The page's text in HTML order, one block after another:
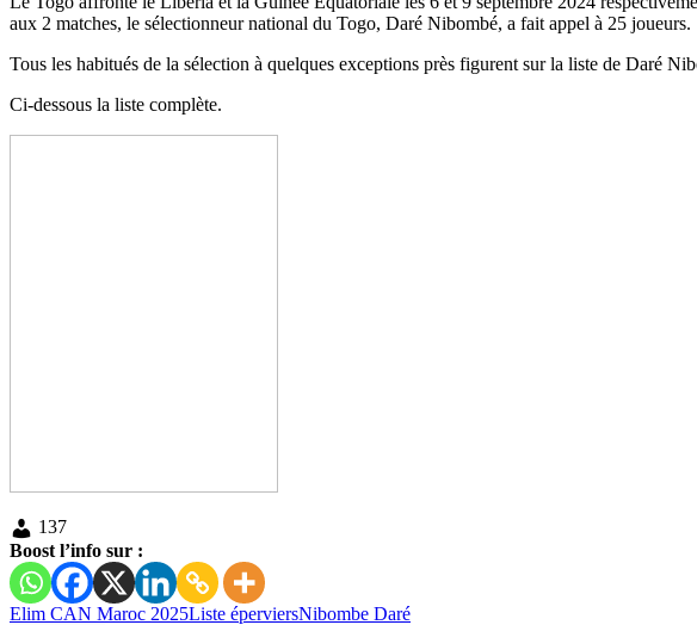
aux 2 matches, le sélectionneur national du Togo, Daré Nibombé, a fait appel à 25 joueurs.
Tous les habitués de la sélection à quelques exceptions près figurent sur la liste de Daré
Ci-dessous la liste complète.
137
Boost l’info sur :
Elim CAN Maroc 2025Liste éperviersNibombe Daré